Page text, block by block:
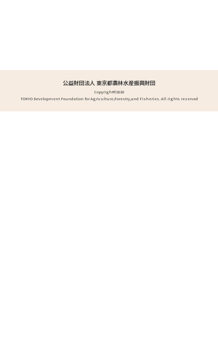
公益財団法人 東京都農林水産振興財団
Copyright©2018
TOKYO Development Foundation for Agriculture,Forestry,and Fisheries. All rights reserved